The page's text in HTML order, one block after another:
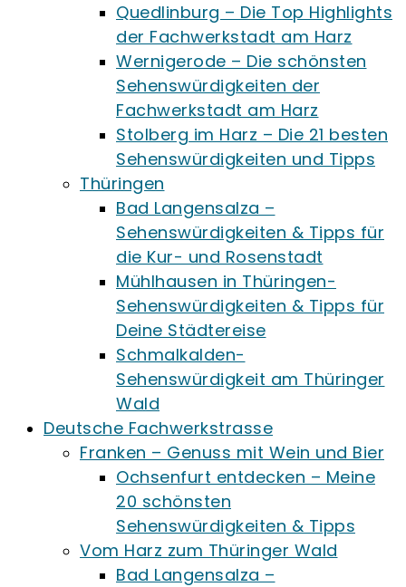
Quedlinburg – Die Top Highlights
der Fachwerkstadt am Harz
Wernigerode – Die schönsten
Sehenswürdigkeiten der
Fachwerkstadt am Harz
Stolberg im Harz – Die 21 besten
Sehenswürdigkeiten und Tipps
Thüringen
Bad Langensalza –
Sehenswürdigkeiten & Tipps für
die Kur- und Rosenstadt
Mühlhausen in Thüringen-
Sehenswürdigkeiten & Tipps für
Deine Städtereise
Schmalkalden-
Sehenswürdigkeit am Thüringer
Wald
Deutsche Fachwerkstrasse
Franken – Genuss mit Wein und Bier
Ochsenfurt entdecken – Meine
20 schönsten
Sehenswürdigkeiten & Tipps
Vom Harz zum Thüringer Wald
Bad Langensalza –